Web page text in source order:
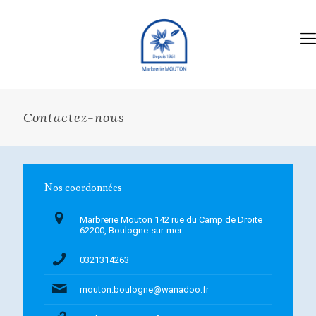
Contactez-nous
Nos coordonnées
Marbrerie Mouton 142 rue du Camp de Droite
62200, Boulogne-sur-mer
0321314263
mouton.boulogne@wanadoo.fr